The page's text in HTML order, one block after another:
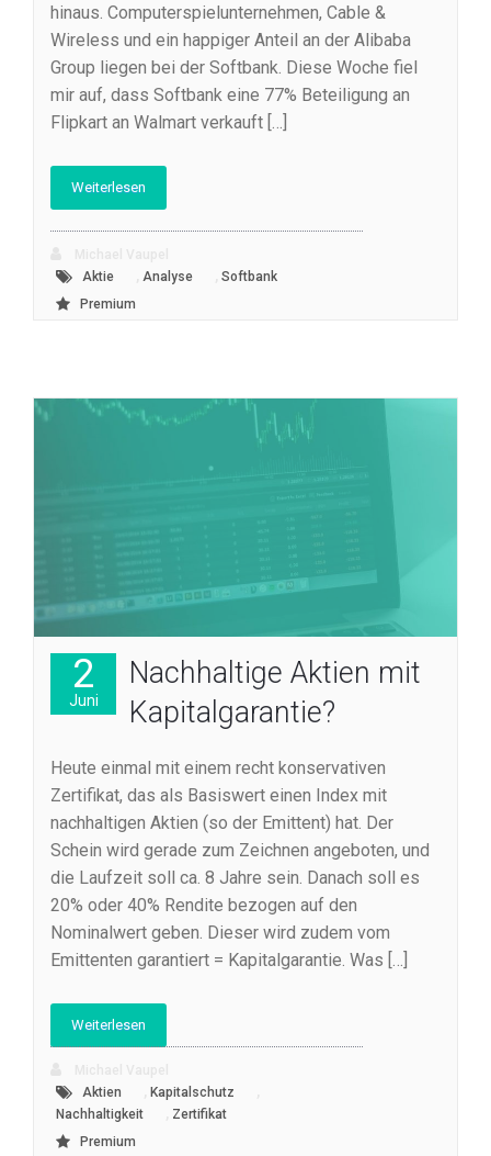
hinaus. Computerspielunternehmen, Cable &
Wireless und ein happiger Anteil an der Alibaba
Group liegen bei der Softbank. Diese Woche fiel
mir auf, dass Softbank eine 77% Beteiligung an
Flipkart an Walmart verkauft […]
Weiterlesen
Aktie
Analyse
Softbank
Premium
2
Juni
Nachhaltige Aktien mit
Kapitalgarantie?
Heute einmal mit einem recht konservativen
Zertifikat, das als Basiswert einen Index mit
nachhaltigen Aktien (so der Emittent) hat. Der
Schein wird gerade zum Zeichnen angeboten, und
die Laufzeit soll ca. 8 Jahre sein. Danach soll es
20% oder 40% Rendite bezogen auf den
Nominalwert geben. Dieser wird zudem vom
Emittenten garantiert = Kapitalgarantie. Was […]
Weiterlesen
Aktien
Kapitalschutz
Nachhaltigkeit
Zertifikat
Premium